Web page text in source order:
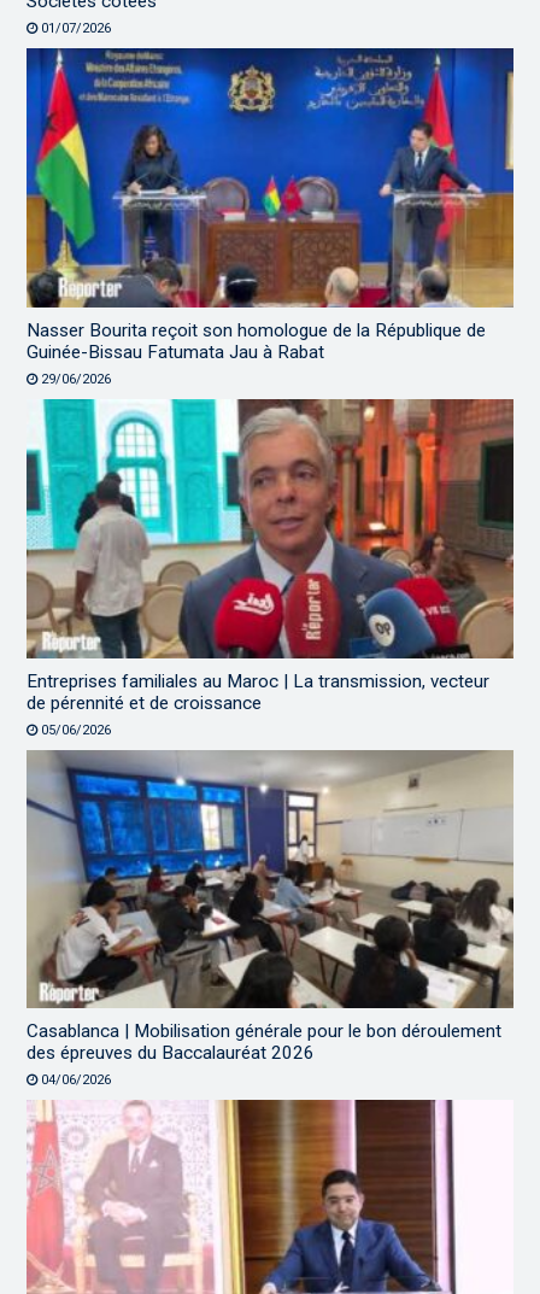
01/07/2026
Nasser Bourita reçoit son homologue de la République de
Guinée-Bissau Fatumata Jau à Rabat
29/06/2026
Entreprises familiales au Maroc | La transmission, vecteur
de pérennité et de croissance
05/06/2026
Casablanca | Mobilisation générale pour le bon déroulement
des épreuves du Baccalauréat 2026
04/06/2026